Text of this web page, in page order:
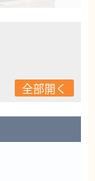
全部開く